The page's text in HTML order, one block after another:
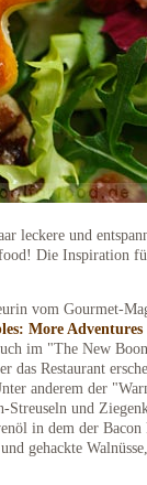
leckere und
Die Inspiration
vom Gourmet-
More Adventures
im "The New
das Restaurant
anderem der
und
in dem der Bacon
gehackte